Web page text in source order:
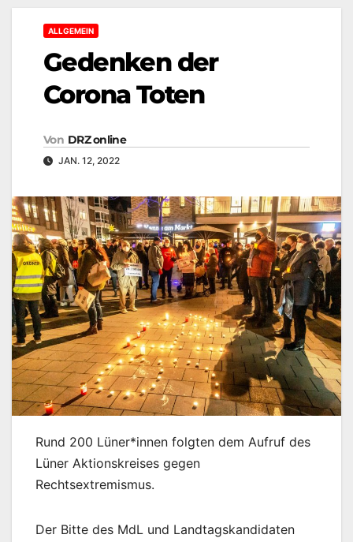
ALLGEMEIN
Gedenken der
Corona Toten
Von DRZ online
JAN. 12, 2022
Rund 200 Lüner*innen folgten dem Aufruf des
Lüner Aktionskreises gegen
Rechtsextremismus.
Der Bitte des MdL und Landtagskandidaten